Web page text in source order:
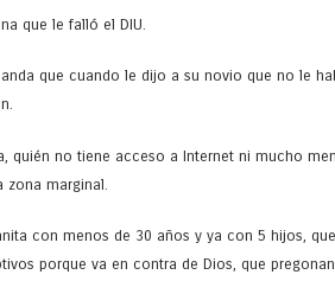
que le falló el DIU.
que cuando le dijo a su novio que no le
quién no tiene acceso a Internet ni mucho
zona marginal.
con menos de 30 años y ya con 5 hijos,
porque va en contra de Dios, que